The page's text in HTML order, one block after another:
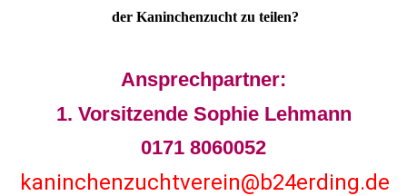
der Kaninchenzucht zu teilen?
Ansprechpartner:
1. Vorsitzende Sophie Lehmann
0171 8060052
kaninchenzuchtverein@b24erding.de